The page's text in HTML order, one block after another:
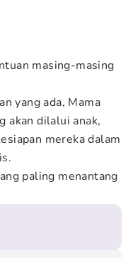
masing-masing
yang ada, Mama
akan dilalui anak,
mereka dalam
paling menantang